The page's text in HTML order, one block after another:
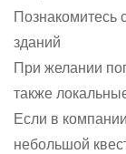
Познакомитесь
зданий
При желании
также
Если в
небольшой